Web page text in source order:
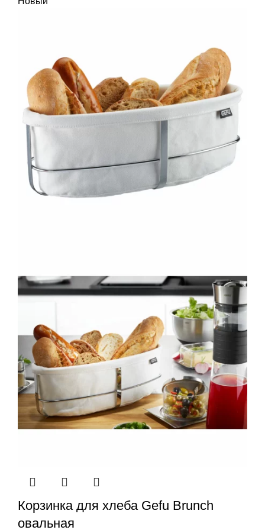
Корзинка для хлеба Gefu Brunch
овальная